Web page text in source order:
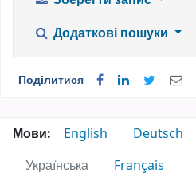
Додаткові пошуки
Поділитися
Мови:
English Deutsch
Українська
Français